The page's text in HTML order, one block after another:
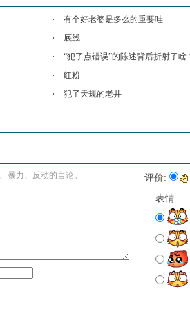
有个好老婆是多么的重要哇
底线
“犯了点错误”的陈述背后折射了啥
红粉
犯了天规的老井
暴力、反动的言论。 评价:
表情: